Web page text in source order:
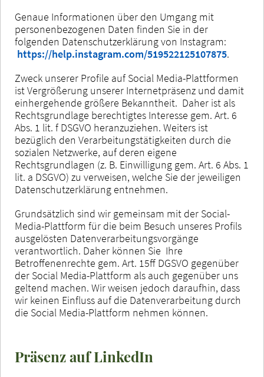
Genaue Informationen über den Umgang mit
personenbezogenen Daten finden Sie in der
folgenden Datenschutzerklärung von Instagram:
https://help.instagram.com/519522125107875.
Zweck unserer Profile auf Social Media-Plattformen
ist Vergrößerung unserer Internetpräsenz und damit
einhergehende größere Bekanntheit. Daher ist als
Rechtsgrundlage berechtigtes Interesse gem. Art. 6
Abs. 1 lit. f DSGVO heranzuziehen. Weiters ist
bezüglich den Verarbeitungstätigkeiten durch die
sozialen Netzwerke, auf deren eigene
Rechtsgrundlagen (z. B. Einwilligung gem. Art. 6 Abs. 1
lit. a DSGVO) zu verweisen, welche Sie der jeweiligen
Datenschutzerklärung entnehmen.
Grundsätzlich sind wir gemeinsam mit der Social-
Media-Plattform für die beim Besuch unseres Profils
ausgelösten Datenverarbeitungsvorgänge
verantwortlich. Daher können Sie Ihre
Betroffenenrechte gem. Art. 15ff DGSVO gegenüber
der Social Media-Plattform als auch gegenüber uns
geltend machen. Wir weisen jedoch daraufhin, dass
wir keinen Einfluss auf die Datenverarbeitung durch
die Social Media-Plattform nehmen können.
Präsenz auf LinkedIn